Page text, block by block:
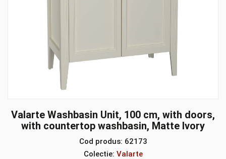
Valarte Washbasin Unit, 100 cm, with doors,
with countertop washbasin, Matte Ivory
Cod produs: 62173
Colectie: Valarte